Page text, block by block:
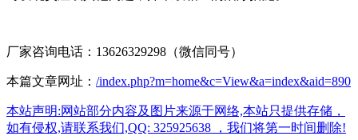
厂家咨询电话：13626329298（微信同号）
本篇文章网址： /index.php?m=home&c=View&a=index&aid=890
本站声明:网站部分内容及图片来源于网络,本站只提供存储，
如有侵权,请联系我们,QQ: 325925638 ，我们将第一时间删除!